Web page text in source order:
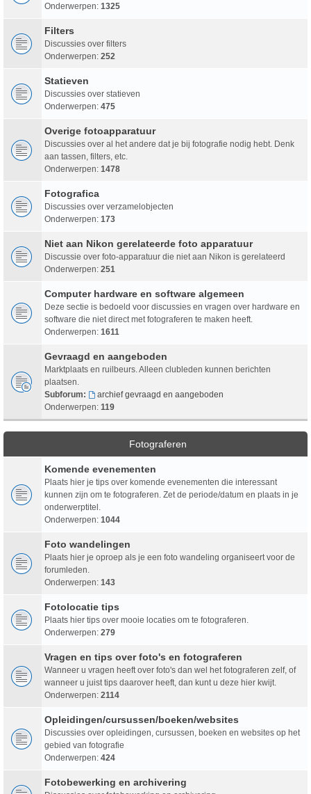
Onderwerpen: 1325
Filters
Discussies over filters
Onderwerpen: 252
Statieven
Discussies over statieven
Onderwerpen: 475
Overige fotoapparatuur
Discussies over al het andere dat je bij fotografie nodig hebt. Denk
aan tassen, filters, etc.
Onderwerpen: 1478
Fotografica
Discussies over verzamelobjecten
Onderwerpen: 173
Niet aan Nikon gerelateerde foto apparatuur
Discussie over foto-apparatuur die niet aan Nikon is gerelateerd
Onderwerpen: 251
Computer hardware en software algemeen
Deze sectie is bedoeld voor discussies en vragen over hardware en
software die niet direct met fotograferen te maken heeft.
Onderwerpen: 1611
Gevraagd en aangeboden
Marktplaats en ruilbeurs. Alleen clubleden kunnen berichten
plaatsen.
Subforum:
archief gevraagd en aangeboden
Onderwerpen: 119
Fotograferen
Komende evenementen
Plaats hier je tips over komende evenementen die interessant
kunnen zijn om te fotograferen. Zet de periode/datum en plaats in je
onderwerptitel.
Onderwerpen: 1044
Foto wandelingen
Plaats hier je oproep als je een foto wandeling organiseert voor de
forumleden.
Onderwerpen: 143
Fotolocatie tips
Plaats hier tips over mooie locaties om te fotograferen.
Onderwerpen: 279
Vragen en tips over foto's en fotograferen
Wanneer u vragen heeft over foto's dan wel het fotograferen zelf, of
wanneer u juist tips daarover heeft, dan kunt u deze hier kwijt.
Onderwerpen: 2114
Opleidingen/cursussen/boeken/websites
Discussies over opleidingen, cursussen, boeken en websites op het
gebied van fotografie
Onderwerpen: 424
Fotobewerking en archivering